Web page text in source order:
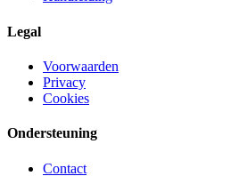
Legal
Voorwaarden
Privacy
Cookies
Ondersteuning
Contact